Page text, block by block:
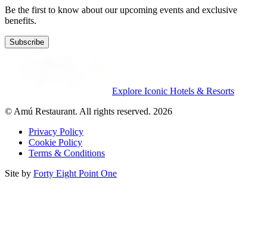
Be the first to know about our upcoming events and exclusive
benefits.
Subscribe
Explore Iconic Hotels & Resorts
© Amú Restaurant. All rights reserved. 2026
Privacy Policy
Cookie Policy
Terms & Conditions
Site by Forty Eight Point One